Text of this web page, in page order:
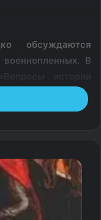
обсуждаются
В
Григоренко
из плена
крепости.
иначе.